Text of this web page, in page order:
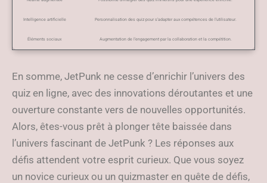
Intelligence artificielle Personnalisation des quiz pour s’adapter aux compétences de l’utilisateur.
Éléments sociaux Augmentation de l’engagement par la collaboration et la compétition.
En somme, JetPunk ne cesse d’enrichir l’univers des
quiz en ligne, avec des innovations déroutantes et une
ouverture constante vers de nouvelles opportunités.
Alors, êtes-vous prêt à plonger tête baissée dans
l’univers fascinant de JetPunk ? Les réponses aux
défis attendent votre esprit curieux. Que vous soyez
un novice curieux ou un quizmaster en quête de défis,